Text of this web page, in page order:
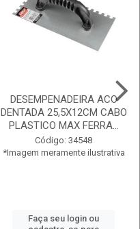
DESEMPENADEIRA ACO
DENTADA 25,5X12CM CABO
PLASTICO MAX FERRA...
Código: 34548
*Imagem meramente ilustrativa
Faça seu login ou